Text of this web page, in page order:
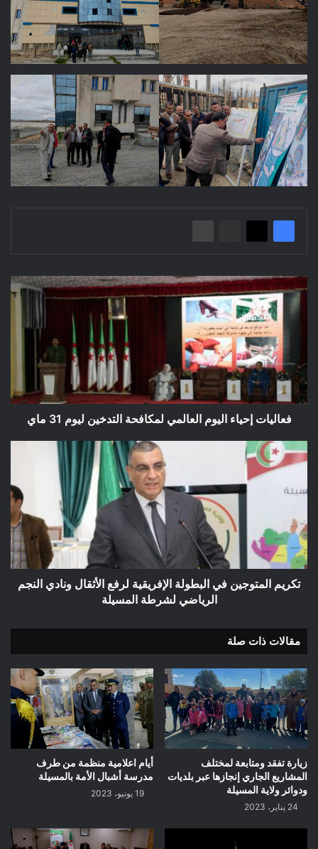
فعاليات
إحياء
اليوم
لمكافحة
التدخين
ليوم
31
ماي
فعاليات إحياء اليوم العالمي لمكافحة التدخين ليوم 31 ماي
تكريم
المتوجين
البطولة
لرفع
الأثقال
ونادي
النجم
الرياضي
تكريم المتوجين في البطولة الإفريقية لرفع الأثقال ونادي النجم
الرياضي لشرطة المسيلة
مقالات ذات صلة
زيارة تفقد ومتابعة لمختلف
المشاريع الجاري إنجازها عبر بلديات
ودوائر ولاية المسيلة
24 يناير، 2023
أيام اعلامية منظمة من طرف
مدرسة أشبال الأمة بالمسيلة
19 يونيو، 2023